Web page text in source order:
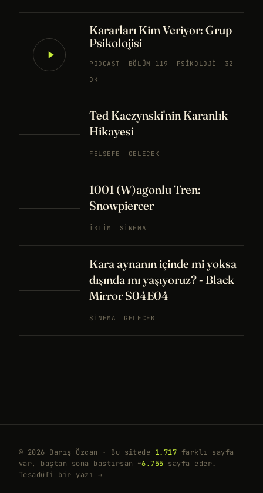
Kararları Kim Veriyor: Grup
Psikolojisi
PODCAST BÖLÜM 119 PSIKOLOJI
32
DK
Ted Kaczynski'nin Karanlık
Hikayesi
FELSEFE GELECEK
1001 (W)agonlu Tren:
Snowpiercer
İKLIM SINEMA
Kara aynanın içinde mi yoksa
dışında mı yaşıyoruz? - Black
Mirror S04E04
SINEMA GELECEK
© 2026 Barış Özcan · Bu sitede 1.717 farklı sayfa
var, baştan sona bastırsan ~6.755 sayfa eder.
Tesadüfi bir yazı →